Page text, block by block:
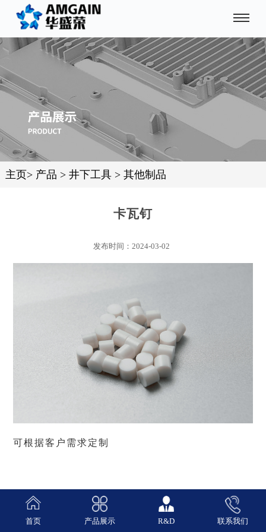
主页> 产品 > 井下工具> 其他制品
卡瓦钉
发布时间：2024-03-02
可根据客户需求定制
首页 产品展示 R&D 联系我们